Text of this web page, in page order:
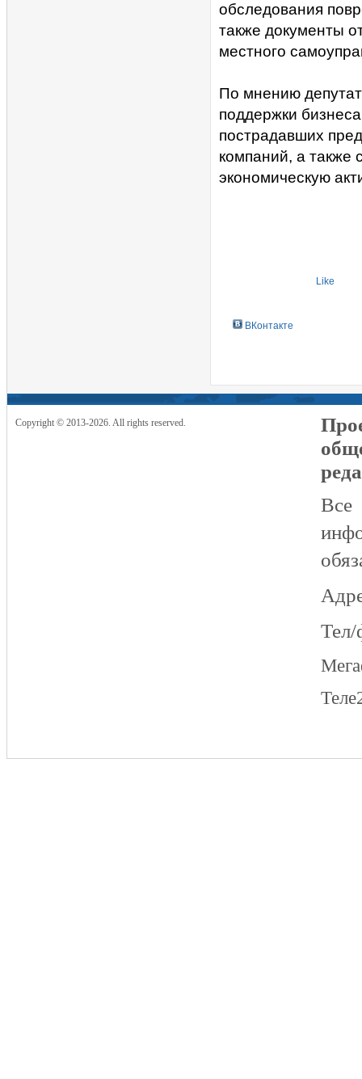
обследования
также документы
местного
По мнению
поддержки
пострадавших
компаний, а также
экономическую
Like
ВКонтакте
Copyright © 2013-2026. All rights reserved.